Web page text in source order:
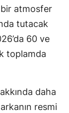
bir atmosfer
tutacak
60 ve
toplamda
daha
resmi